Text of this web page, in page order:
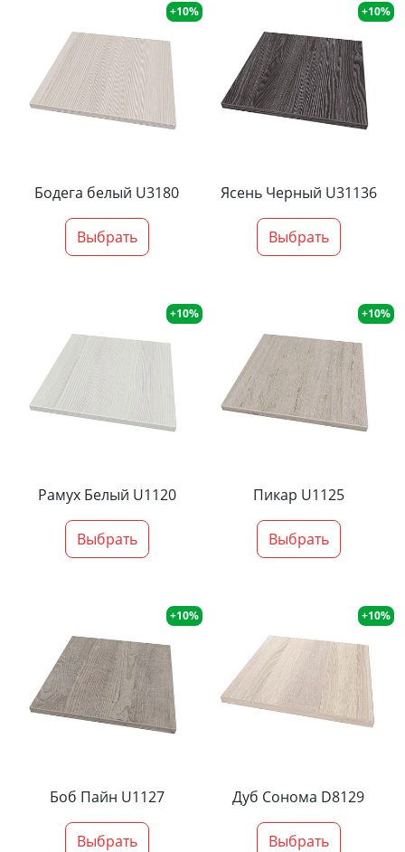
+10%
Бодега белый U3180
Выбрать
+10%
Ясень Черный U31136
Выбрать
+10%
Рамух Белый U1120
Выбрать
+10%
Пикар U1125
Выбрать
+10%
Боб Пайн U1127
Выбрать
+10%
Дуб Сонома D8129
Выбрать